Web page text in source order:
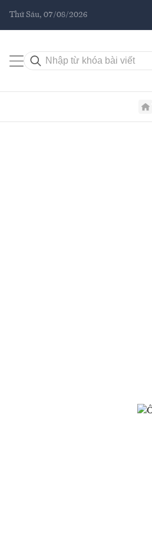
Thứ Sáu, 07/08/2026